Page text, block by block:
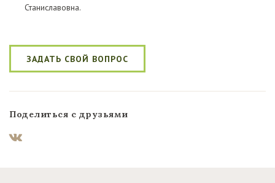
Станиславовна.
ЗАДАТЬ СВОЙ ВОПРОС
Поделиться с друзьями